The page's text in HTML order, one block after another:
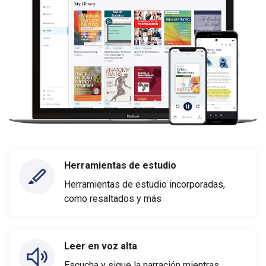
Herramientas de estudio
Herramientas de estudio incorporadas,
como resaltados y más
Leer en voz alta